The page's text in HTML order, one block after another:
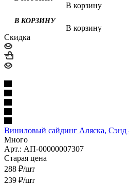
В корзину
В корзину
Скидка
Виниловый сайдинг Аляска, Сэнд
Много
Арт.: АП-00000007307
Старая цена
288 ₽/шт
239 ₽/шт